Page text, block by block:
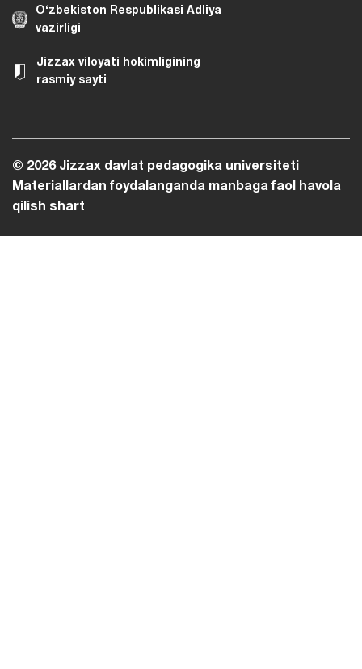
O‘zbekiston Respublikasi Adliya
vazirligi
Jizzax viloyati hokimligining
rasmiy sayti
© 2026 Jizzax davlat pedagogika universiteti
Materiallardan foydalanganda manbaga faol havola
qilish shart